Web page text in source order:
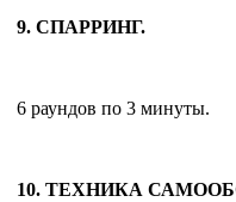
9. СПАРРИНГ.
6 раундов по 3 минуты.
10. ТЕХНИКА